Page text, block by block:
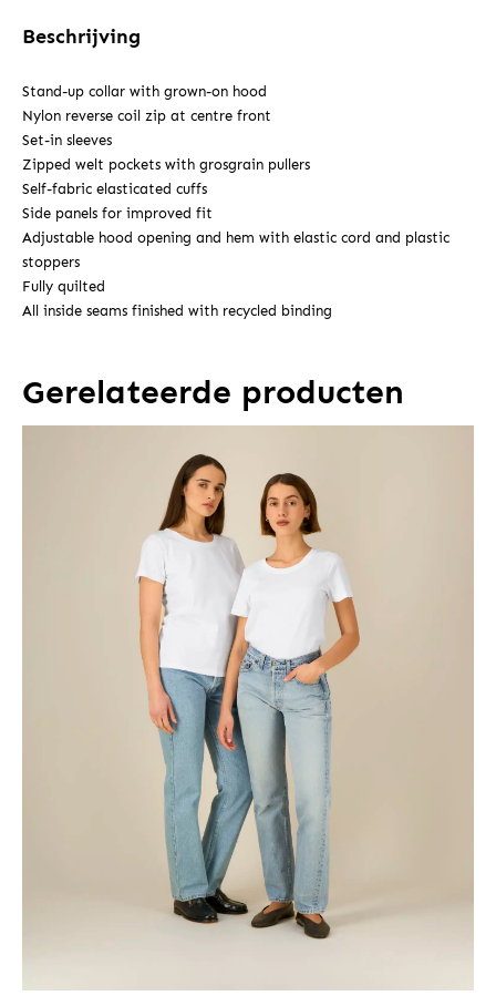
Beschrijving
Stand-up collar with grown-on hood
Nylon reverse coil zip at centre front
Set-in sleeves
Zipped welt pockets with grosgrain pullers
Self-fabric elasticated cuffs
Side panels for improved fit
Adjustable hood opening and hem with elastic cord and plastic
stoppers
Fully quilted
All inside seams finished with recycled binding
Gerelateerde producten